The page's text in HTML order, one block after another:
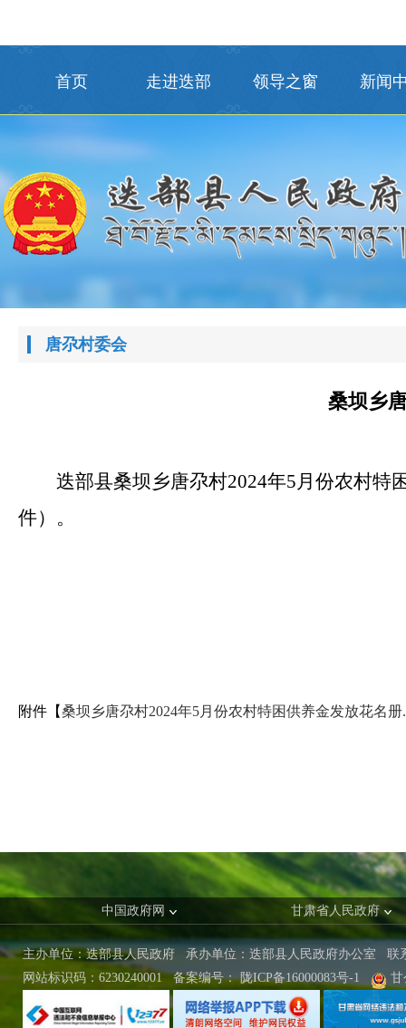
首页 走进迭部 领导之窗 新闻
唐尕村委会
桑坝乡
迭部县桑坝乡唐尕村2024年5月份农村特
件）。
附件【桑坝乡唐尕村2024年5月份农村特困供养金发放花名册
中国政府网 甘肃省人民政府
主办单位：迭部县人民政府 承办单位：迭部县人民政府办公室 联
网站标识码：6230240001
备案编号： 陇ICP备16000083号-1 甘